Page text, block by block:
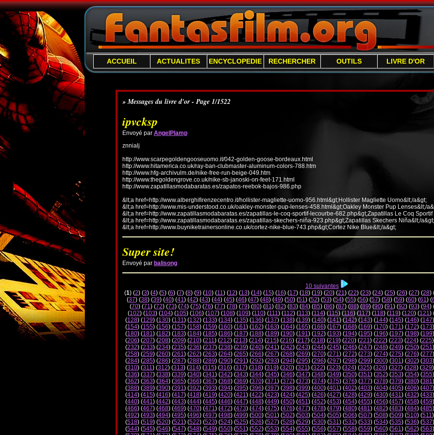
ACCUEIL ACTUALITES ENCYCLOPEDIE RECHERCHER OUTILS LIVRE D'OR
» Messages du livre d'or - Page 1/1522
ipvcksp
Envoyé par AngelPlamp
znnialj
http://www.scarpegoldengooseuomo.it/042-golden-goose-bordeaux.html
http://www.hitamerica.co.uk/ray-ban-clubmaster-aluminum-colors-788.htm
http://www.hfg-archivulm.de/nike-free-run-beige-049.htm
http://www.thegoldengrove.co.uk/nike-sb-janoski-on-feet-171.html
http://www.zapatillasmodabaratas.es/zapatos-reebok-bajos-986.php
&lt;a href=http://www.alberghifirenzecentro.it/hollister-magliette-uomo-956.html&gt;Hollister Magliette Uomo&lt;/a&gt;
&lt;a href=http://www.mis-understood.co.uk/oakley-monster-pup-lenses-458.html&gt;Oakley Monster Pup Lenses&lt;/
&lt;a href=http://www.zapatillasmodabaratas.es/zapatillas-le-coq-sportif-lecourbe-682.php&gt;Zapatillas Le Coq
&lt;a href=http://www.zapatillasmodabaratas.es/zapatillas-skechers-niña-923.php&gt;Zapatillas Skechers Niña&lt;/a&gt;
&lt;a href=http://www.buyniketrainersonline.co.uk/cortez-nike-blue-743.php&gt;Cortez Nike Blue&lt;/a&gt;
Super site!
Envoyé par balisong
10 suivantes
(1) (2) (3) (4) (5) (6) (7) (8) (9) (10) (11) (12) (13) (14) (15) (16) (17) (18) (19) (20) (21) (22) (23) (24) (25) (26) (27) (28)
(37) (38) (39) (40) (41) (42) (43) (44) (45) (46) (47) (48) (49) (50) (51) (52) (53) (54) (55) (56) (57) (58) (59) (60) (61) (
(70) (71) (72) (73) (74) (75) (76) (77) (78) (79) (80) (81) (82) (83) (84) (85) (86) (87) (88) (89) (90) (91) (92) (93) (94)
(102) (103) (104) (105) (106) (107) (108) (109) (110) (111) (112) (113) (114) (115) (116) (117) (118) (119) (120) (121)
(128) (129) (130) (131) (132) (133) (134) (135) (136) (137) (138) (139) (140) (141) (142) (143) (144) (145) (146) (147
(154) (155) (156) (157) (158) (159) (160) (161) (162) (163) (164) (165) (166) (167) (168) (169) (170) (171) (172) (173
(180) (181) (182) (183) (184) (185) (186) (187) (188) (189) (190) (191) (192) (193) (194) (195) (196) (197) (198) (199
(206) (207) (208) (209) (210) (211) (212) (213) (214) (215) (216) (217) (218) (219) (220) (221) (222) (223) (224) (225
(232) (233) (234) (235) (236) (237) (238) (239) (240) (241) (242) (243) (244) (245) (246) (247) (248) (249) (250) (251
(258) (259) (260) (261) (262) (263) (264) (265) (266) (267) (268) (269) (270) (271) (272) (273) (274) (275) (276) (277
(284) (285) (286) (287) (288) (289) (290) (291) (292) (293) (294) (295) (296) (297) (298) (299) (300) (301) (302) (303
(310) (311) (312) (313) (314) (315) (316) (317) (318) (319) (320) (321) (322) (323) (324) (325) (326) (327) (328) (329
(336) (337) (338) (339) (340) (341) (342) (343) (344) (345) (346) (347) (348) (349) (350) (351) (352) (353) (354) (355
(362) (363) (364) (365) (366) (367) (368) (369) (370) (371) (372) (373) (374) (375) (376) (377) (378) (379) (380) (381
(388) (389) (390) (391) (392) (393) (394) (395) (396) (397) (398) (399) (400) (401) (402) (403) (404) (405) (406) (407
(414) (415) (416) (417) (418) (419) (420) (421) (422) (423) (424) (425) (426) (427) (428) (429) (430) (431) (432) (433
(440) (441) (442) (443) (444) (445) (446) (447) (448) (449) (450) (451) (452) (453) (454) (455) (456) (457) (458) (459
(466) (467) (468) (469) (470) (471) (472) (473) (474) (475) (476) (477) (478) (479) (480) (481) (482) (483) (484) (485
(492) (493) (494) (495) (496) (497) (498) (499) (500) (501) (502) (503) (504) (505) (506) (507) (508) (509) (510) (511
(518) (519) (520) (521) (522) (523) (524) (525) (526) (527) (528) (529) (530) (531) (532) (533) (534) (535) (536) (537
(544) (545) (546) (547) (548) (549) (550) (551) (552) (553) (554) (555) (556) (557) (558) (559) (560) (561) (562) (563